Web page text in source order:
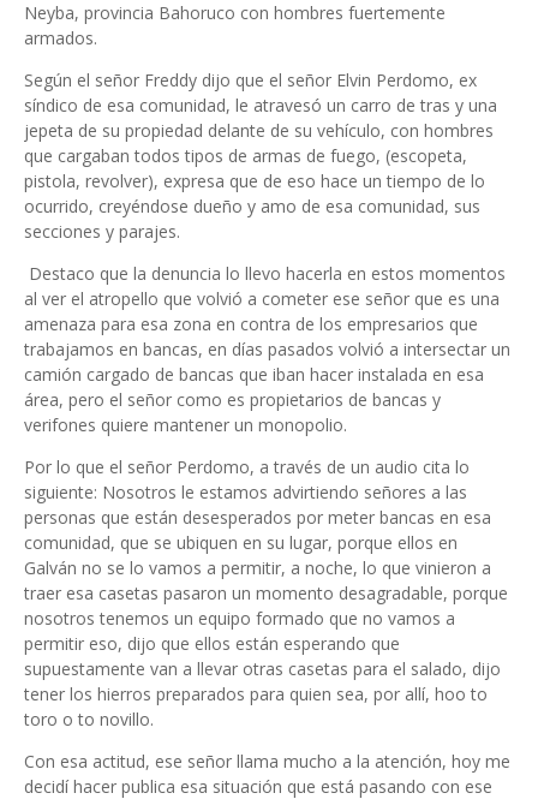
Neyba, provincia Bahoruco con hombres fuertemente
armados.
Según el señor Freddy dijo que el señor Elvin Perdomo, ex
síndico de esa comunidad, le atravesó un carro de tras y una
jepeta de su propiedad delante de su vehículo, con hombres
que cargaban todos tipos de armas de fuego, (escopeta,
pistola, revolver), expresa que de eso hace un tiempo de lo
ocurrido, creyéndose dueño y amo de esa comunidad, sus
secciones y parajes.
Destaco que la denuncia lo llevo hacerla en estos momentos
al ver el atropello que volvió a cometer ese señor que es una
amenaza para esa zona en contra de los empresarios que
trabajamos en bancas, en días pasados volvió a intersectar un
camión cargado de bancas que iban hacer instalada en esa
área, pero el señor como es propietarios de bancas y
verifones quiere mantener un monopolio.
Por lo que el señor Perdomo, a través de un audio cita lo
siguiente: Nosotros le estamos advirtiendo señores a las
personas que están desesperados por meter bancas en esa
comunidad, que se ubiquen en su lugar, porque ellos en
Galván no se lo vamos a permitir, a noche, lo que vinieron a
traer esa casetas pasaron un momento desagradable, porque
nosotros tenemos un equipo formado que no vamos a
permitir eso, dijo que ellos están esperando que
supuestamente van a llevar otras casetas para el salado, dijo
tener los hierros preparados para quien sea, por allí, hoo to
toro o to novillo.
Con esa actitud, ese señor llama mucho a la atención, hoy me
decidí hacer publica esa situación que está pasando con ese